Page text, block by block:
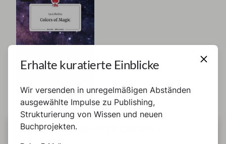
Lyan Redfox
Colors of Magic
DIESE SEITE BENUTZT COOKIES
Erhalte kuratierte Einblicke
Wir versenden in unregelmäßigen Abständen
ausgewählte Impulse zu Publishing,
Strukturierung von Wissen und neuen
Buchprojekten.